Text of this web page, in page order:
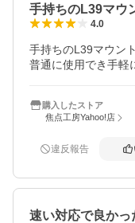
手持ちのL39マ
4.0
手持ちのL39マウン
普通に使用でき手軽
購入したストア
焦点工房Yahoo!店
違反報告
速い対応で良か